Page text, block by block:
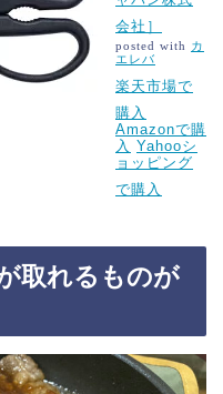
会社］
posted with カ
エレバ
楽天市場で
購入
Amazonで購
入 Yahooシ
ョッピング
で購入
取れるものが